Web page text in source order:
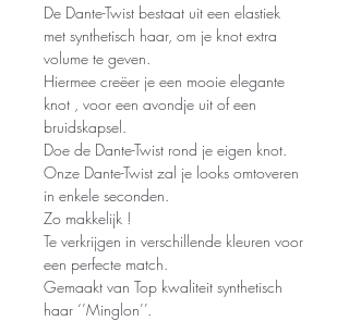
De Dante-Twist bestaat uit een elastiek
met synthetisch haar, om je knot extra
volume te geven.
Hiermee creëer je een mooie elegante
knot , voor een avondje uit of een
bruidskapsel.
Doe de Dante-Twist rond je eigen knot.
Onze Dante-Twist zal je looks omtoveren
in enkele seconden.
Zo makkelijk !
Te verkrijgen in verschillende kleuren voor
een perfecte match.
Gemaakt van Top kwaliteit synthetisch
haar ‘’Minglon’’.